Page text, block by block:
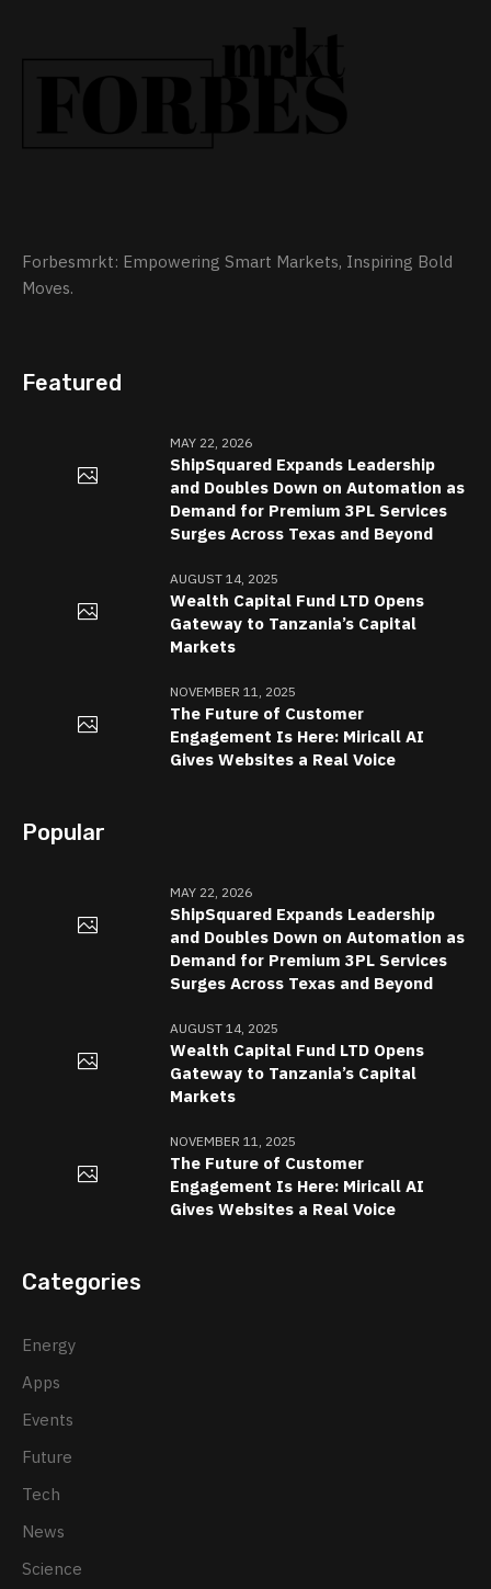
Forbesmrkt: Empowering Smart Markets, Inspiring Bold
Moves.
Featured
MAY 22, 2026
ShipSquared Expands Leadership
and Doubles Down on Automation as
Demand for Premium 3PL Services
Surges Across Texas and Beyond
AUGUST 14, 2025
Wealth Capital Fund LTD Opens
Gateway to Tanzania’s Capital
Markets
NOVEMBER 11, 2025
The Future of Customer
Engagement Is Here: Miricall AI
Gives Websites a Real Voice
Popular
MAY 22, 2026
ShipSquared Expands Leadership
and Doubles Down on Automation as
Demand for Premium 3PL Services
Surges Across Texas and Beyond
AUGUST 14, 2025
Wealth Capital Fund LTD Opens
Gateway to Tanzania’s Capital
Markets
NOVEMBER 11, 2025
The Future of Customer
Engagement Is Here: Miricall AI
Gives Websites a Real Voice
Categories
Energy
Apps
Events
Future
Tech
News
Science